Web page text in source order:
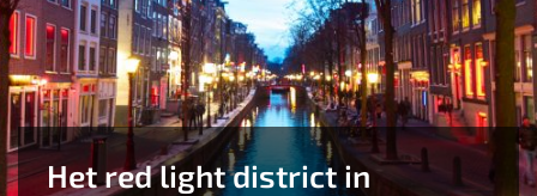
Het red light district in